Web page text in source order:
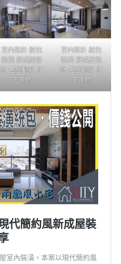
室內設計 統包
裝潢 新成屋設
計 老屋翻新 住
宅裝修
室內設計 統包
裝潢 新成屋設
計 老屋翻新 住
宅裝修